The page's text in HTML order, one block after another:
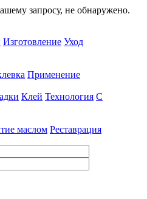
запросу, не обнаружено.
Изготовление Уход
Применение
Клей Технология С
маслом Реставрация